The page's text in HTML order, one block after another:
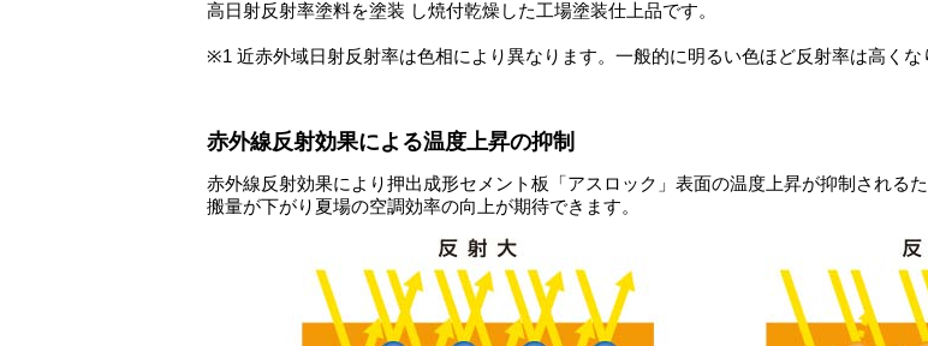
高日射反射率塗料を塗装 し焼付乾燥した工場塗装仕上品です。
※1 近赤外域日射反射率は色相により異なります。一般的に明るい色ほど反射率は高くな
赤外線反射効果による温度上昇の抑制
赤外線反射効果により押出成形セメント板「アスロック」表面の温度上昇が抑制される
搬量が下がり夏場の空調効率の向上が期待できます。